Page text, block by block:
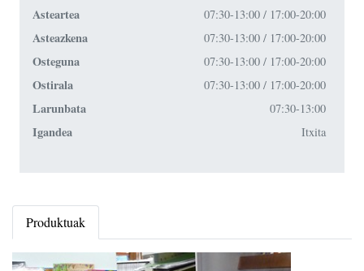
Asteartea 07:30-13:00 / 17:00-20:00
Asteazkena 07:30-13:00 / 17:00-20:00
Osteguna 07:30-13:00 / 17:00-20:00
Ostirala 07:30-13:00 / 17:00-20:00
Larunbata 07:30-13:00
Igandea Itxita
Produktuak